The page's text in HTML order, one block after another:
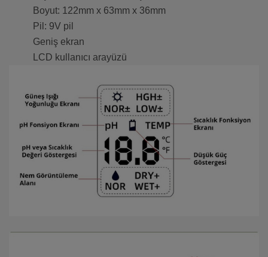
Boyut: 122mm x 63mm x 36mm
Pil: 9V pil
Geniş ekran
LCD kullanıcı arayüzü